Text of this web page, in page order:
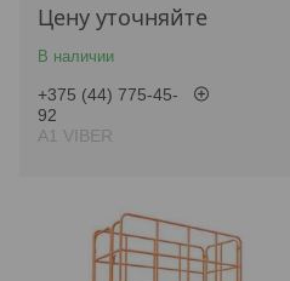
Цену уточняйте
В наличии
+375 (44) 775-45-
92
А1 VIBER